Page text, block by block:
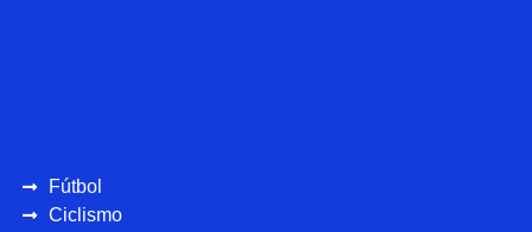
Fútbol
Ciclismo